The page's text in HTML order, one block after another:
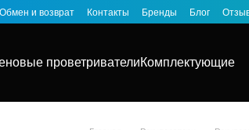
Обмен и возврат Контакты Бренды Блог
проветривателиКомплектующие